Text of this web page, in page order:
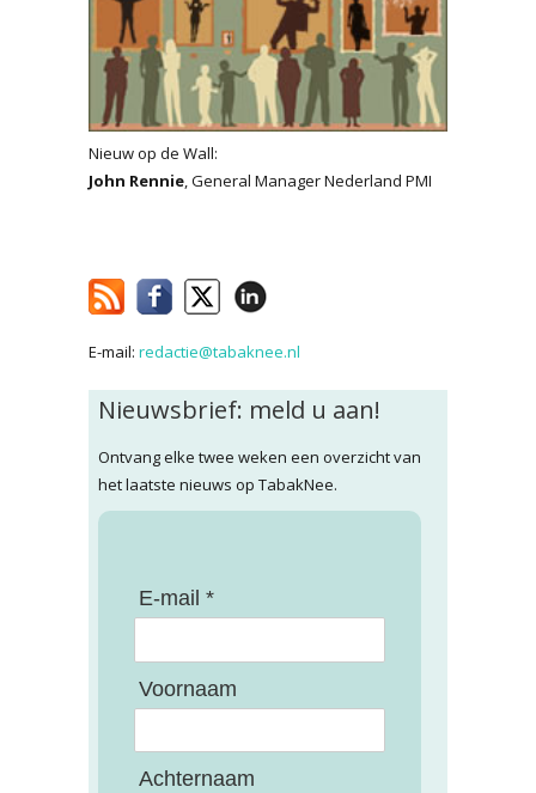
Nieuw op de Wall:
John Rennie, General Manager Nederland PMI
E-mail: redactie@tabaknee.nl
Nieuwsbrief: meld u aan!
Ontvang elke twee weken een overzicht van
het laatste nieuws op TabakNee.
E-mail *
Voornaam
Achternaam